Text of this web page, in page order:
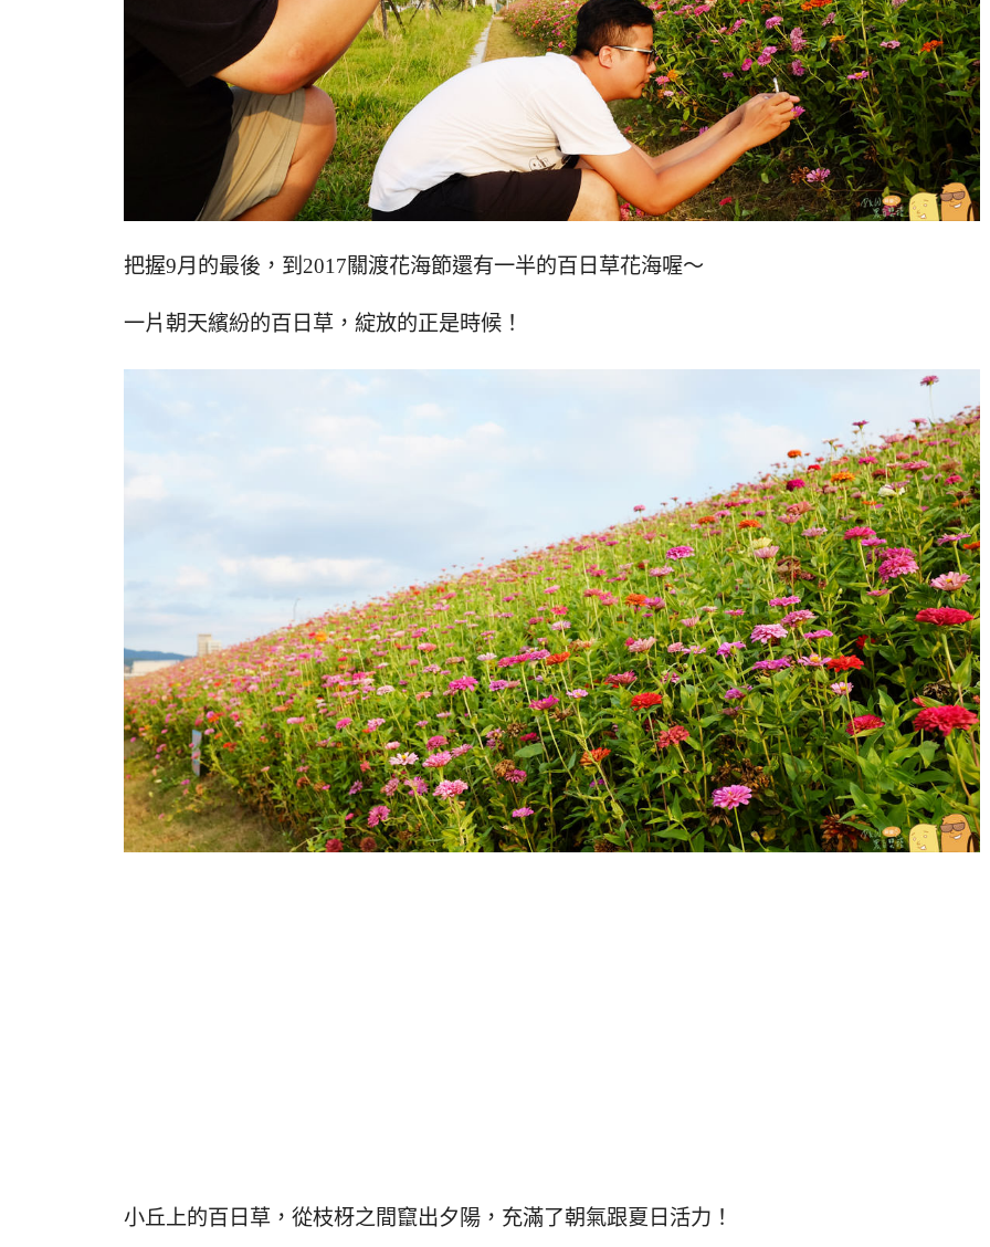
把握9月的最後，到2017關渡花海節還有一半的百日草花海喔～
一片朝天繽紛的百日草，綻放的正是時候！
小丘上的百日草，從枝枒之間竄出夕陽，充滿了朝氣跟夏日活力！